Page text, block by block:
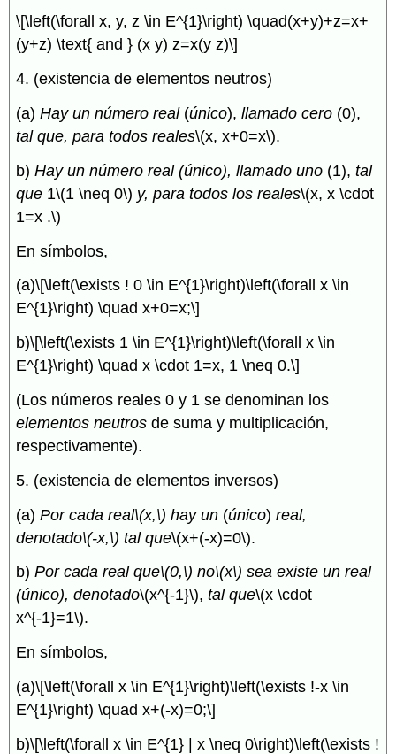
\[\left(\forall x, y, z \in E^{1}\right) \quad(x+y)+z=x+
(y+z) \text{ and } (x y) z=x(y z)\]
4. (existencia de elementos neutros)
(a)Hay un número real(único),llamado cero (0),
tal que, para todos reales\(x, x+0=x\).
b)Hay un número real (único), llamado uno (1),tal
que 1\(1 \neq 0\) y, para todos los reales\(x, x \cdot
1=x .\)
En símbolos,
(a)\[\left(\exists ! 0 \in E^{1}\right)\left(\forall x \in
E^{1}\right) \quad x+0=x;\]
b)\[\left(\exists 1 \in E^{1}\right)\left(\forall x \in
E^{1}\right) \quad x \cdot 1=x, 1 \neq 0.\]
(Los números reales 0 y 1 se denominan los
elementos neutros de suma y multiplicación,
respectivamente).
5. (existencia de elementos inversos)
(a)Por cada real\(x,\) hay un (único)real,
denotado\(-x,\) tal que\(x+(-x)=0\).
b)Por cada real que\(0,\) no\(x\) sea existe un real
(único), denotado\(x^{-1}\),tal que\(x \cdot
x^{-1}=1\).
En símbolos,
(a)\[\left(\forall x \in E^{1}\right)\left(\exists !-x \in
E^{1}\right) \quad x+(-x)=0;\]
b)\[\left(\forall x \in E^{1} | x \neq 0\right)\left(\exists !